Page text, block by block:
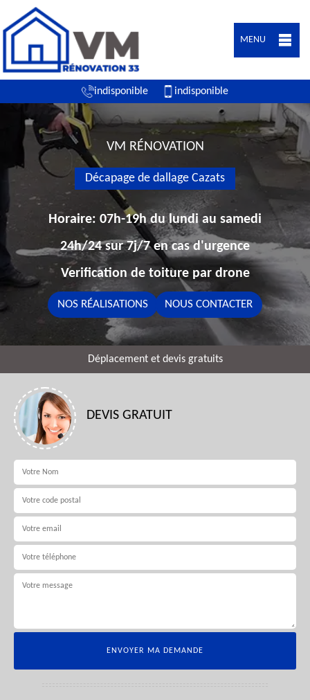
MENU
indisponible indisponible
VM RÉNOVATION
Décapage de dallage Cazats
Horaire: 07h-19h du lundi au samedi
24h/24 sur 7j/7 en cas d'urgence
Verification de toiture par drone
NOS RÉALISATIONS NOUS CONTACTER
Déplacement et devis gratuits
DEVIS GRATUIT